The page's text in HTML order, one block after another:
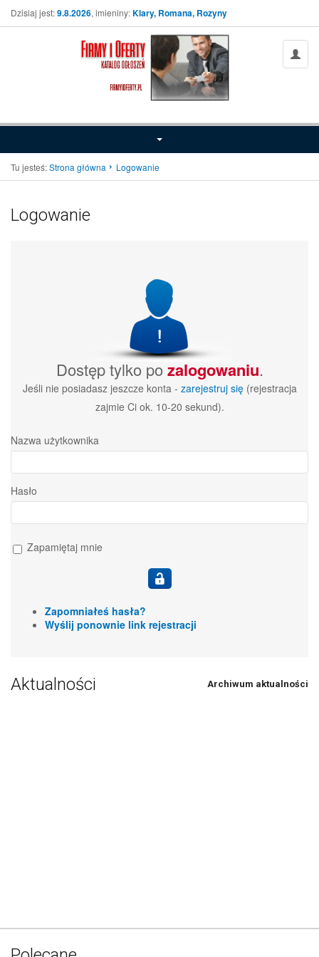
Dzisiaj jest:9.8.2026, imieniny:Klary, Romana, Rozyny
Tu jesteś:Strona główna Logowanie
Logowanie
Dostęp tylko pozalogowaniu.
Jeśli nie posiadasz jeszcze konta - zarejestruj się(rejestracja
zajmie Ci ok. 10-20 sekund).
Nazwa użytkownika
Hasło
Zapamiętaj mnie
Zapomniałeś hasła?
Wyślij ponownie link rejestracji
Aktualności Archiwum aktualności